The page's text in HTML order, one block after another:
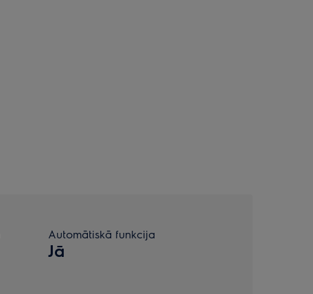
Automātiskā funkcija
Jā